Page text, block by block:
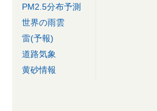
PM2.5分布予測
世界の雨雲
雷(予報)
道路気象
黄砂情報